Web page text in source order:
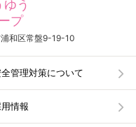
う
プ
和区常盤9-19-10
管理対策について
情報